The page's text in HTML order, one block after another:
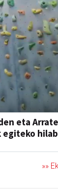
eta
egiteko
»»